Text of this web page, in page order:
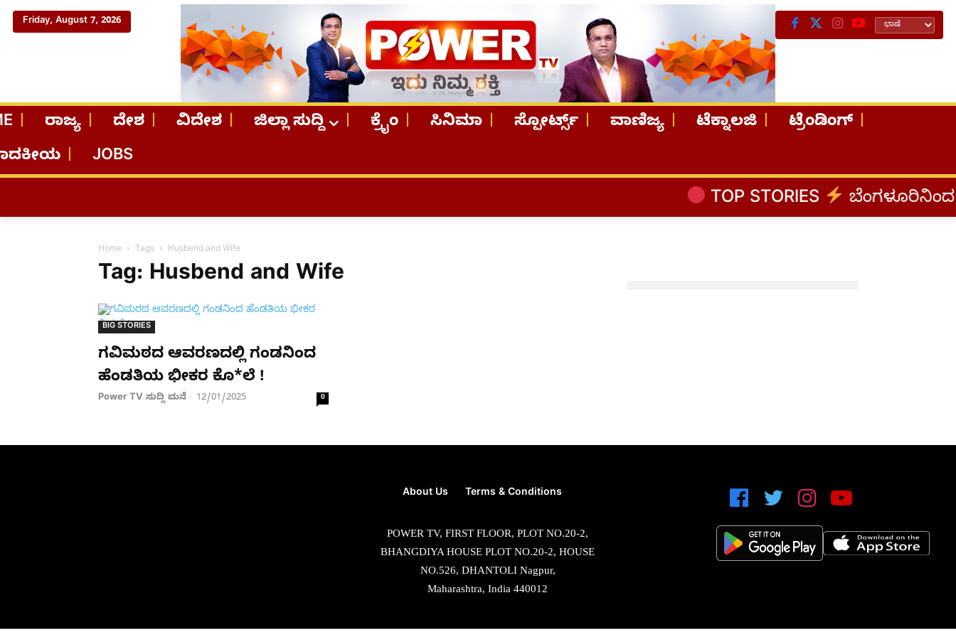
Friday, August 7, 2026
ರಾಜ್ಯ ದೇಶ ವಿದೇಶ ಜಿಲ್ಲಾ ಸುದ್ದಿ ಕ್ರೈಂ ಸಿನಿಮಾ ಸ್ಪೋರ್ಟ್ಸ್ ವಾಣಿಜ್ಯ ಟೆಕ್ನಾಲಜಿ
ಟ್ರೆಂಡಿಂಗ್
JOBS
TOP STORIES ಬೆಂಗಳೂರಿನಿಂದ
Home Tags Husbend and Wife
Tag: Husbend and Wife
BIG STORIES
ಗವಿಮಠದ ಆವರಣದಲ್ಲಿ ಗಂಡನಿಂದ
ಹೆಂಡತಿಯ ಭೀಕರ ಕೊ*ಲೆ !
Power TV ಸುದ್ದಿ ಮನೆ - 12/01/2025 0
About Us Terms & Conditions
POWER TV, FIRST FLOOR, PLOT NO.20-2,
BHANGDIYA HOUSE PLOT NO.20-2, HOUSE
NO.526, DHANTOLI Nagpur,
Maharashtra, India 440012